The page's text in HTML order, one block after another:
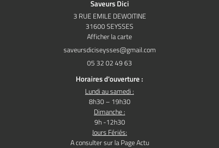
Saveurs Dici
3 RUE EMILE DEWOITINE
31600 SEYSSES
Afficher la carte
05 32 02 49 63
Horaires d'ouverture :
Lundi au samedi :
8h30 – 19h30
Dimanche :
9h -12h30
Jours Fériés:
A consulter sur la Page Actu